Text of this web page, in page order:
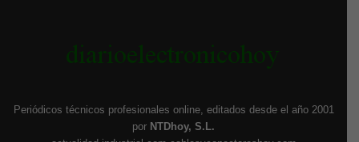
Periódicos técnicos profesionales online, editados desde el año 2001
por NTDhoy, S.L.